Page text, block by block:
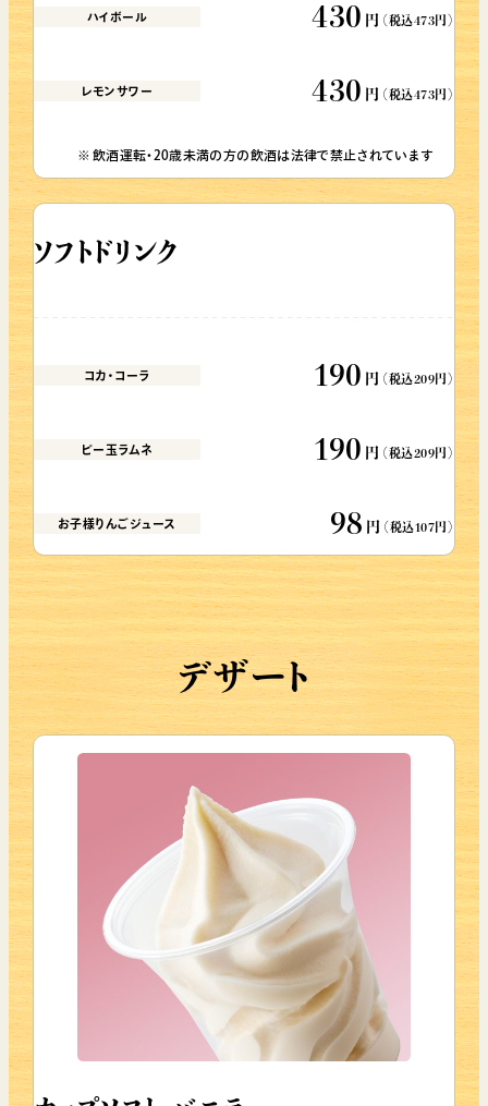
ハイボール 430 円 （税込473円）
レモンサワー 430 円 （税込473円）
飲酒運転・20歳未満の方の飲酒は法律で禁止されています
ソフトドリンク
コカ・コーラ 190 円 （税込209円）
ビー玉ラムネ 190 円 （税込209円）
お子様りんごジュース 98 円 （税込107円）
デザート